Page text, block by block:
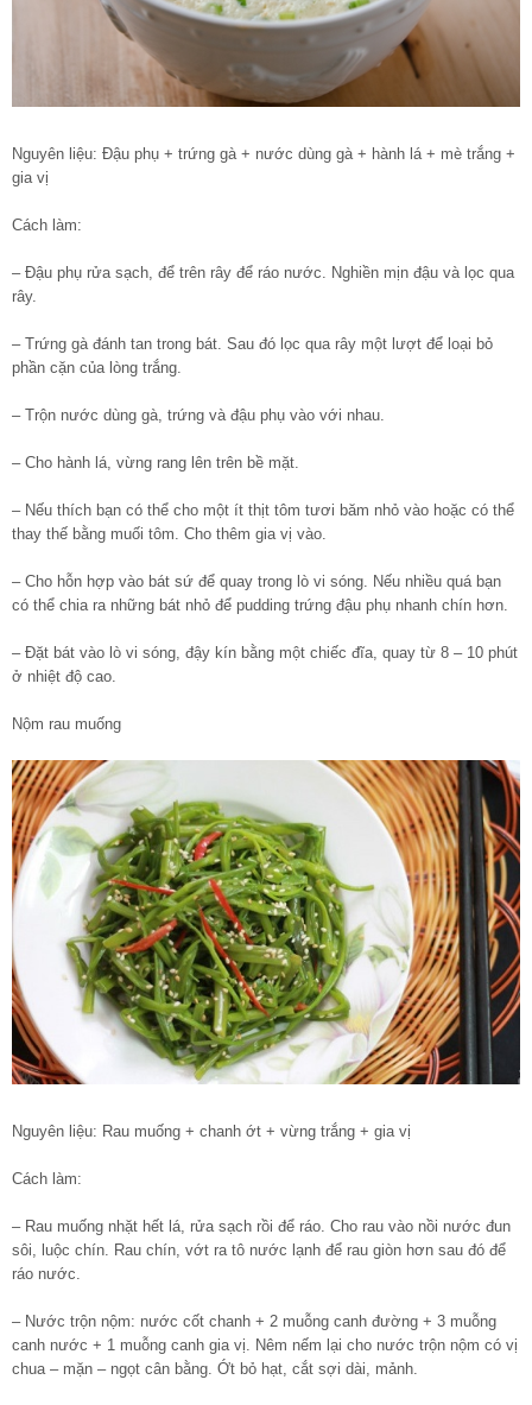
Nguyên liệu: Đậu phụ + trứng gà + nước dùng gà + hành lá + mè trắng +
gia vị
Cách làm:
– Đậu phụ rửa sạch, để trên rây để ráo nước. Nghiền mịn đậu và lọc qua
rây.
– Trứng gà đánh tan trong bát. Sau đó lọc qua rây một lượt để loại bỏ
phần cặn của lòng trắng.
– Trộn nước dùng gà, trứng và đậu phụ vào với nhau.
– Cho hành lá, vừng rang lên trên bề mặt.
– Nếu thích bạn có thể cho một ít thịt tôm tươi băm nhỏ vào hoặc có thể
thay thế bằng muối tôm. Cho thêm gia vị vào.
– Cho hỗn hợp vào bát sứ để quay trong lò vi sóng. Nếu nhiều quá bạn
có thể chia ra những bát nhỏ để pudding trứng đậu phụ nhanh chín hơn.
– Đặt bát vào lò vi sóng, đậy kín bằng một chiếc đĩa, quay từ 8 – 10 phút
ở nhiệt độ cao.
Nộm rau muống
Nguyên liệu: Rau muống + chanh ớt + vừng trắng + gia vị
Cách làm:
– Rau muống nhặt hết lá, rửa sạch rồi để ráo. Cho rau vào nồi nước đun
sôi, luộc chín. Rau chín, vớt ra tô nước lạnh để rau giòn hơn sau đó để
ráo nước.
– Nước trộn nộm: nước cốt chanh + 2 muỗng canh đường + 3 muỗng
canh nước + 1 muỗng canh gia vị. Nêm nếm lại cho nước trộn nộm có vị
chua – mặn – ngọt cân bằng. Ớt bỏ hạt, cắt sợi dài, mảnh.